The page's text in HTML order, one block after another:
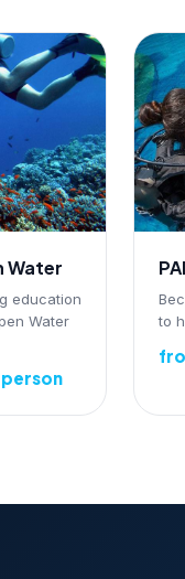
Water
education
Water
to